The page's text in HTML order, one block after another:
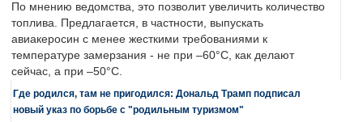
По мнению ведомства, это позволит увеличить количество
топлива. Предлагается, в частности, выпускать
авиакеросин с менее жесткими требованиями к
температуре замерзания - не при –60°C, как делают
сейчас, а при –50°C.
Где родился, там не пригодился: Дональд Трамп подписал
новый указ по борьбе с "родильным туризмом"